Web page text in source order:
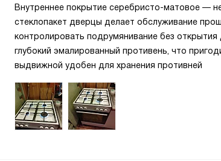
Внутреннее покрытие серебристо-матовое —
стеклопакет дверцы делает обслуживание
контролировать подрумянивание без
глубокий эмалированный противень, что
выдвижной удобен для хранения противней